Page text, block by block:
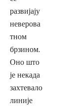
развијају
неверова
тном
брзином.
Оно што
је некада
захтевало
линије